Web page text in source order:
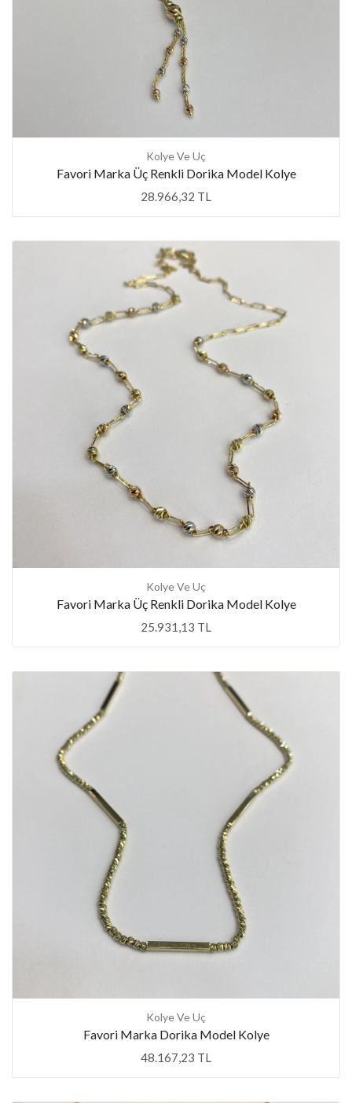
Kolye Ve Uç
Favori Marka Üç Renkli Dorika Model Kolye
28.966,32 TL
Kolye Ve Uç
Favori Marka Üç Renkli Dorika Model Kolye
25.931,13 TL
Kolye Ve Uç
Favori Marka Dorika Model Kolye
48.167,23 TL